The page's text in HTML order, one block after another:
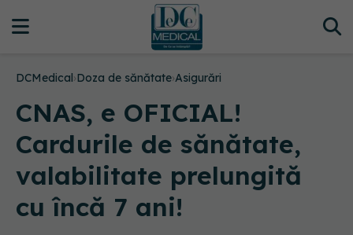
DCMedical›Doza de sănătate›Asigurări
CNAS, e OFICIAL!
Cardurile de sănătate,
valabilitate prelungită
cu încă 7 ani!